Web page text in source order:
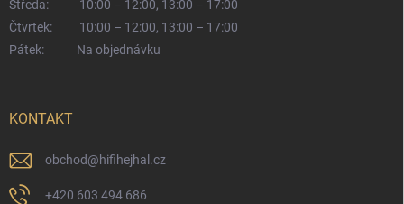
Středa:
10:00 – 12:00, 13:00 – 17:00
Čtvrtek:
10:00 – 12:00, 13:00 – 17:00
Pátek:
Na objednávku
KONTAKT
obchod@hifihejhal.cz
+420 603 494 686